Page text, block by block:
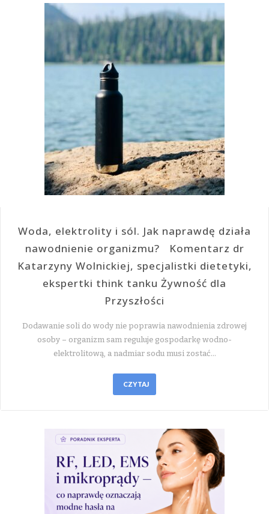
Woda, elektrolity i sól. Jak naprawdę działa
nawodnienie organizmu? Komentarz dr
Katarzyny Wolnickiej, specjalistki dietetyki,
ekspertki think tanku Żywność dla
Przyszłości
Dodawanie soli do wody nie poprawia nawodnienia zdrowej
osoby – organizm sam reguluje gospodarkę wodno-
elektrolitową, a nadmiar sodu musi zostać…
CZYTAJ